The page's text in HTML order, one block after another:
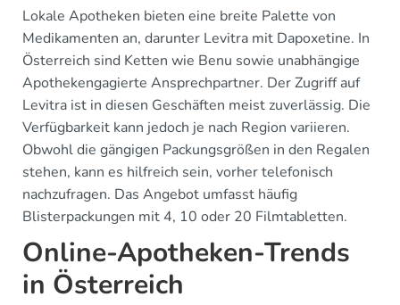
Lokale Apotheken bieten eine breite Palette von
Medikamenten an, darunter Levitra mit Dapoxetine. In
Österreich sind Ketten wie Benu sowie unabhängige
Apothekengagierte Ansprechpartner. Der Zugriff auf
Levitra ist in diesen Geschäften meist zuverlässig. Die
Verfügbarkeit kann jedoch je nach Region variieren.
Obwohl die gängigen Packungsgrößen in den Regalen
stehen, kann es hilfreich sein, vorher telefonisch
nachzufragen. Das Angebot umfasst häufig
Blisterpackungen mit 4, 10 oder 20 Filmtabletten.
Online-Apotheken-Trends
in Österreich